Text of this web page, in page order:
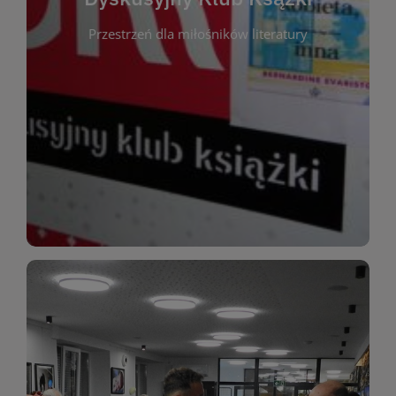
Przestrzeń dla miłośników literatury
Dyskusyjny Klub Ksążki
Dyskusyjny Klub Książki to przestrzeń dla
miłośników literatury, którzy lubią dzielić się
opiniami i emocjami po lekturze. Spotykamy się
regularnie, by rozmawiać o wybranych tytułach z
różnych gatunków literackich. Każde spotkanie to
okazja do inspirującej dyskusji, wymiany
miłośników estetycznych doznań!
WIĘCEJ